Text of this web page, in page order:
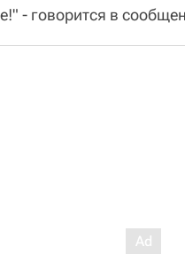
- говорится в